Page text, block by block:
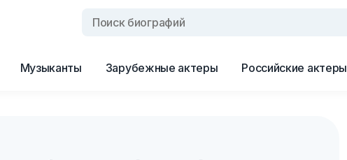
Музыканты Зарубежные актеры Российские актеры